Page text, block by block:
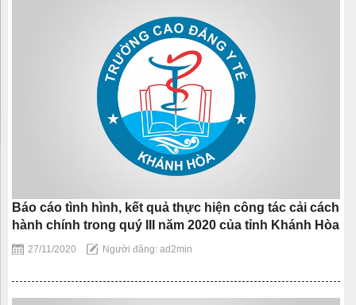
Báo cáo tình hình, kết quả thực hiện công tác cải cách
hành chính trong quý III năm 2020 của tỉnh Khánh Hòa
27/11/2020 Người đăng: ad2min